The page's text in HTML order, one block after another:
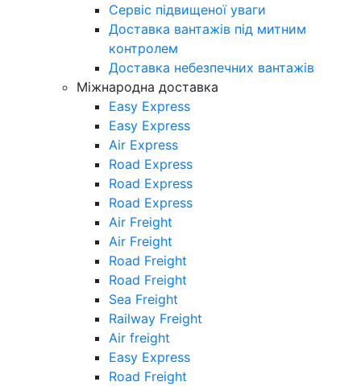
Сервіс підвищеної уваги
Доставка вантажів під митним
контролем
Доставка небезпечних вантажів
Міжнародна доставка
Easy Express
Easy Express
Air Express
Road Express
Road Express
Road Express
Air Freight
Air Freight
Road Freight
Road Freight
Sea Freight
Railway Freight
Air freight
Easy Express
Road Freight